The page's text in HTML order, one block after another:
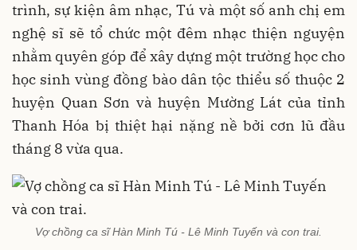
trình, sự kiện âm nhạc, Tú và một số anh chị em
nghệ sĩ sẽ tổ chức một đêm nhạc thiện nguyện
nhằm quyên góp để xây dựng một trường học cho
học sinh vùng đồng bào dân tộc thiểu số thuộc 2
huyện Quan Sơn và huyện Mường Lát của tỉnh
Thanh Hóa bị thiệt hại nặng nề bởi cơn lũ đầu
tháng 8 vừa qua.
Vợ chồng ca sĩ Hàn Minh Tú - Lê Minh Tuyến và con trai.